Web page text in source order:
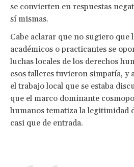
se convierten en respuestas
sí mismas.
Cabe aclarar que no sugiero que
académicos o practicantes se
luchas locales de los derechos
esos talleres tuvieron simpatía, y
el trabajo local que se estaba
que el marco dominante
humanos tematiza la legitimidad
casi que de entrada.